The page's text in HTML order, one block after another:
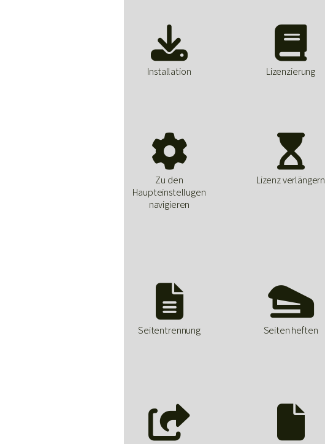

Installation

Lizenzierung

Zu den
Haupteinstellugen
navigieren

Lizenz verlängern

Seitentrennung

Seiten heften
 